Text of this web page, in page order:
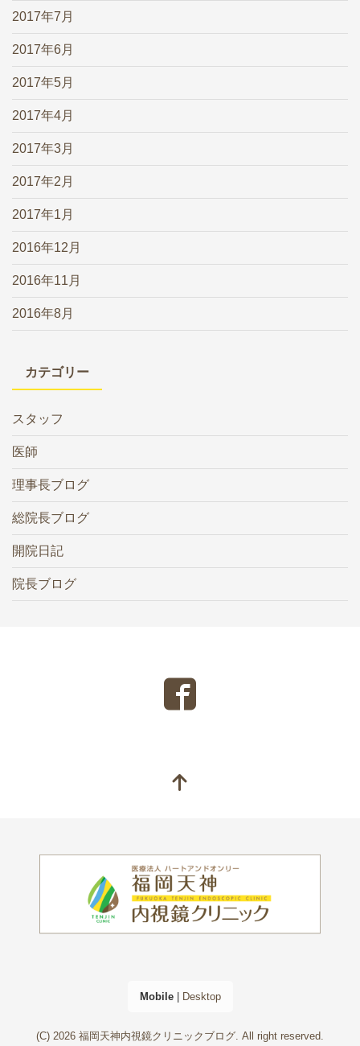
2017年7月
2017年6月
2017年5月
2017年4月
2017年3月
2017年2月
2017年1月
2016年12月
2016年11月
2016年8月
カテゴリー
スタッフ
医師
理事長ブログ
総院長ブログ
開院日記
院長ブログ
Mobile| Desktop
(C) 2026 福岡天神内視鏡クリニックブログ . All right reserved.